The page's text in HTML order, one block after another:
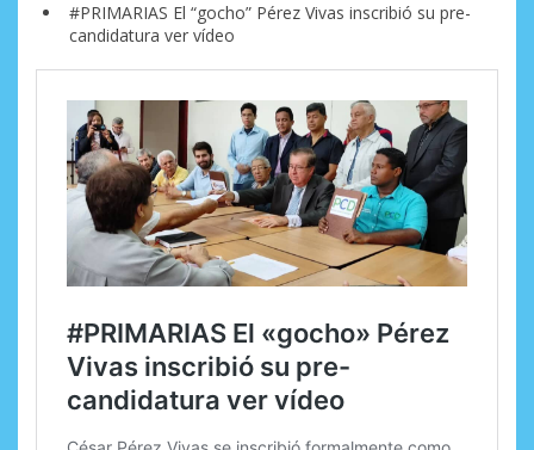
#PRIMARIAS El “gocho” Pérez Vivas inscribió su pre-
candidatura ver vídeo